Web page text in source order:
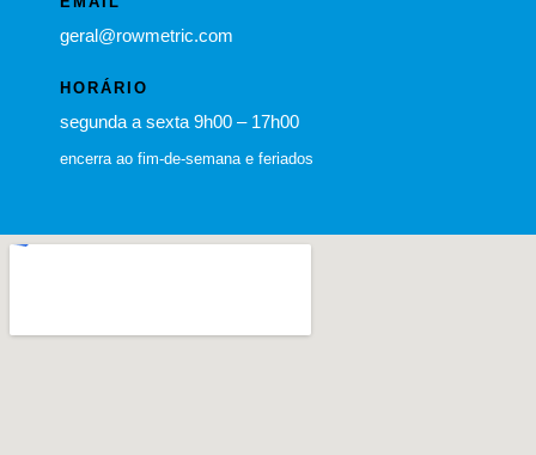
geral@rowmetric.com
HORÁRIO
segunda a sexta 9h00 – 17h00
encerra ao fim-de-semana e feriados